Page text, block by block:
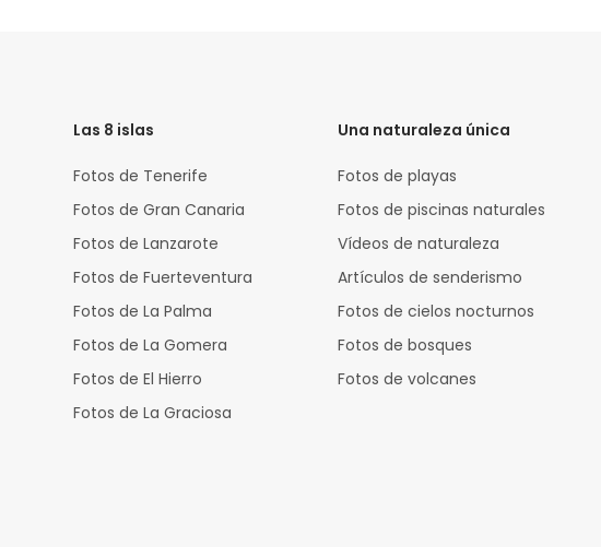
Las 8 islas
Fotos de Tenerife
Fotos de Gran Canaria
Fotos de Lanzarote
Fotos de Fuerteventura
Fotos de La Palma
Fotos de La Gomera
Fotos de El Hierro
Fotos de La Graciosa
Una naturaleza única
Fotos de playas
Fotos de piscinas naturales
Vídeos de naturaleza
Artículos de senderismo
Fotos de cielos nocturnos
Fotos de bosques
Fotos de volcanes